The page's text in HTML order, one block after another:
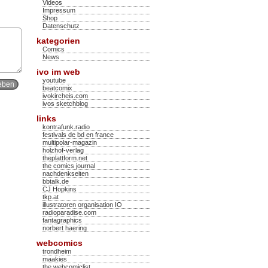
Videos
Impressum
Shop
Datenschutz
kategorien
Comics
News
ivo im web
youtube
beatcomix
ivokircheis.com
ivos sketchblog
links
kontrafunk.radio
festivals de bd en france
multipolar-magazin
holzhof-verlag
theplattform.net
the comics journal
nachdenkseiten
bbtalk.de
CJ Hopkins
tkp.at
illustratoren organisation IO
radioparadise.com
fantagraphics
norbert haering
webcomics
trondheim
maakies